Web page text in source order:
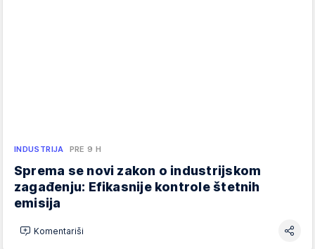
INDUSTRIJA PRE 9 H
Sprema se novi zakon o industrijskom
zagađenju: Efikasnije kontrole štetnih
emisija
Komentariši